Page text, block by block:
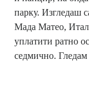
парку. Изгледаш
Мада Матео,
уплатити ратно
седмично. Гледам